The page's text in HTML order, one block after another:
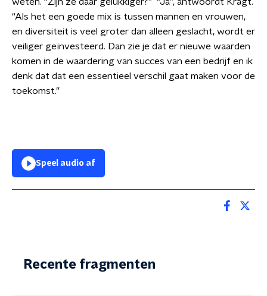
“Als het een goede mix is tussen mannen en vrouwen,
en diversiteit is veel groter dan alleen geslacht, wordt er
veiliger geïnvesteerd. Dan zie je dat er nieuwe waarden
komen in de waardering van succes van een bedrijf en ik
denk dat dat een essentieel verschil gaat maken voor de
toekomst.”
Speel audio af
Recente fragmenten